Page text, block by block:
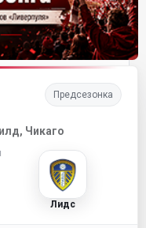
Предсезонка
Чикаго
Лидс